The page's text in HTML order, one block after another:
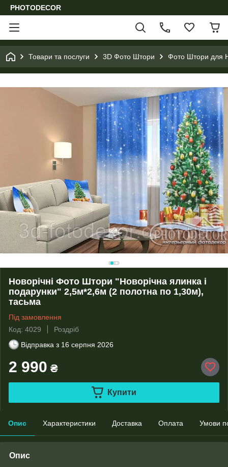
PHOTODECOR
Товари та послуги 3D Фото Штори Фото Штори для
Новорічні Фото Штори "Новорічна ялинка і
подарунки" 2,5м*2,6м (2 полотна по 1,30м),
тасьма
Під замовлення
Код: 4029
Роздріб
Відправка з 16 серпня 2026
2 990 ₴
Купити
Опис Характеристики Доставка Оплата Умови
Опис